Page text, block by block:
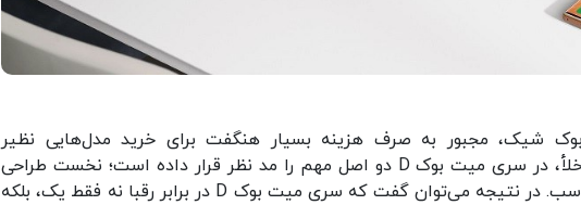
شیک، مجبور به صرف هزینه بسیار هنگفت برای خرید مدل‌هایی نظیر
مک‌بوک‌های اپل هستند. هواوی با درک این خلأ، در سری میت بوک D دو اصل مهم را مد نظر قرار داده است؛ نخست طراحی
زیبا و سپس قیمت معقول در ازای کارایی مناسب. در نتیجه می‌توان گفت که سری میت بوک D در برابر رقبا نه فقط یک، بلکه